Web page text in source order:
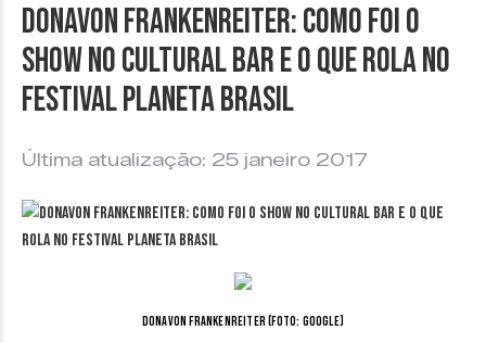
Donavon Frankenreiter: como foi o
show no Cultural Bar e o que rola no
Festival Planeta Brasil
Última atualização: 25 janeiro 2017
Donavon Frankenreiter (Foto: Google)